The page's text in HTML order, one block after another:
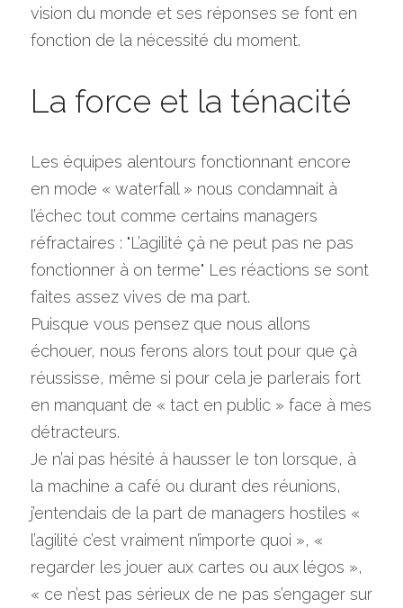
vision du monde et ses réponses se font en
fonction de la nécessité du moment.
La force et la ténacité
Les équipes alentours fonctionnant encore
en mode « waterfall » nous condamnait à
l’échec tout comme certains managers
réfractaires : "L’agilité çà ne peut pas ne pas
fonctionner à on terme" Les réactions se sont
faites assez vives de ma part.
Puisque vous pensez que nous allons
échouer, nous ferons alors tout pour que çà
réussisse, même si pour cela je parlerais fort
en manquant de « tact en public » face à mes
détracteurs.
Je n’ai pas hésité à hausser le ton lorsque, à
la machine a café ou durant des réunions,
j’entendais de la part de managers hostiles «
l’agilité c’est vraiment n’importe quoi », «
regarder les jouer aux cartes ou aux légos »,
« ce n’est pas sérieux de ne pas s’engager sur